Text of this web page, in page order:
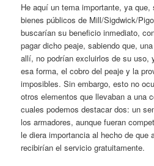
He aquí un tema importante, ya
bienes públicos de Mill/Sigdwick/
buscarían su beneficio inmediato,
pagar dicho peaje, sabiendo que,
allí, no podrían excluirlos de su uso,
esa forma, el cobro del peaje y la
imposibles. Sin embargo, esto no
otros elementos que llevaban a una
cuales podemos destacar dos: un
los armadores, aunque fueran
le diera importancia al hecho de que
recibirían el servicio gratuitamente.